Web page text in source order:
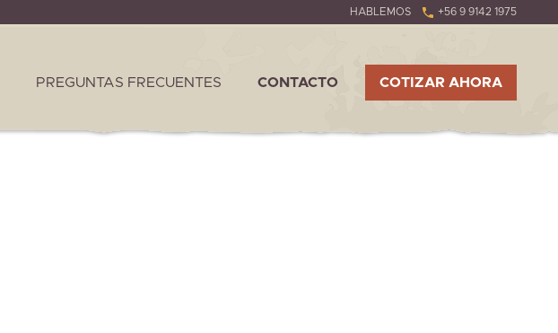
HABLEMOS +56 9 9142 1975
PREGUNTAS FRECUENTES CONTACTO COTIZAR AHORA